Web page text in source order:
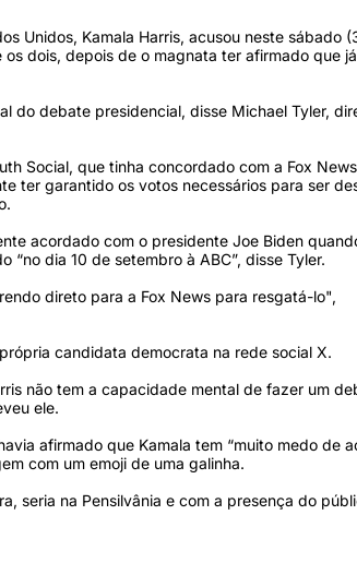
Unidos, Kamala Harris, acusou neste sábado
dois, depois de o magnata ter afirmado que
do debate presidencial, disse Michael Tyler,
Social, que tinha concordado com a Fox
ter garantido os votos necessários para ser
acordado com o presidente Joe Biden
dia 10 de setembro à ABC”, disse Tyler.
direto para a Fox News para resgatá-lo",
candidata democrata na rede social X.
não tem a capacidade mental de fazer um
ele.
afirmado que Kamala tem “muito medo de
com um emoji de uma galinha.
seria na Pensilvânia e com a presença do